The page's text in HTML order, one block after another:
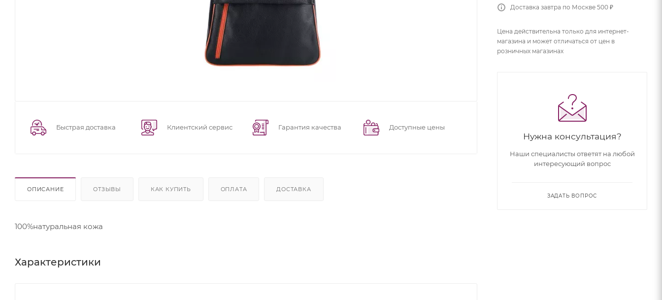
Быстрая доставка Клиентский сервис Гарантия качества Доступные цены
ОПИСАНИЕ ОТЗЫВЫ КАК КУПИТЬ ОПЛАТА ДОСТАВКА
100%натуральная кожа
Характеристики
Доставка завтра по Москве 500 ₽
Цена действительна только для интернет-
магазина и может отличаться от цен в
розничных магазинах
Нужна консультация?
Наши специалисты ответят на любой
интересующий вопрос
ЗАДАТЬ ВОПРОС